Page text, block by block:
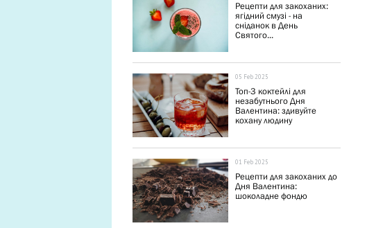
Рецепти для закоханих:
ягідний смузі - на
сніданок в День
Святого...
05 Feb 2025
Топ-3 коктейлі для
незабутнього Дня
Валентина: здивуйте
кохану людину
01 Feb 2025
Рецепти для закоханих до
Дня Валентина:
шоколадне фондю